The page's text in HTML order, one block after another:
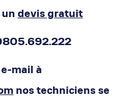
devis gratuit
mail à
nos techniciens se